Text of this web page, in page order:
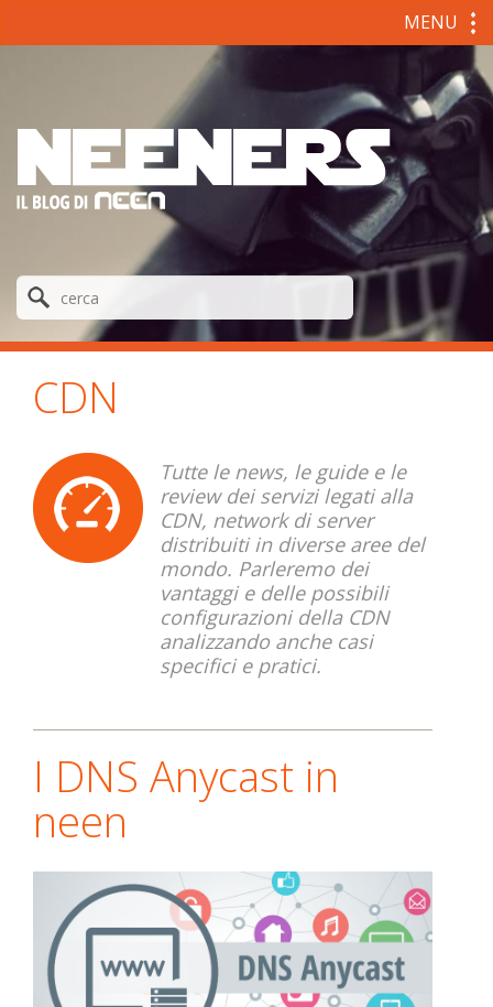
MENU
CDN
Tutte le news, le guide e le
review dei servizi legati alla
CDN, network di server
distribuiti in diverse aree del
mondo. Parleremo dei
vantaggi e delle possibili
configurazioni della CDN
analizzando anche casi
specifici e pratici.
I DNS Anycast in
neen